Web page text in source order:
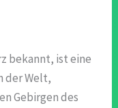
bekannt, ist eine
der Welt,
Gebirgen des